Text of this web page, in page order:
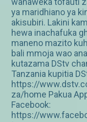
ya maridhiano ya
akisubiri. Lakini
hewa inachafuka
maneno mazito
bali mmoja wao
kutazama DStv
Tanzania kupitia
https://
za/home Pakua
Facebook:
https://